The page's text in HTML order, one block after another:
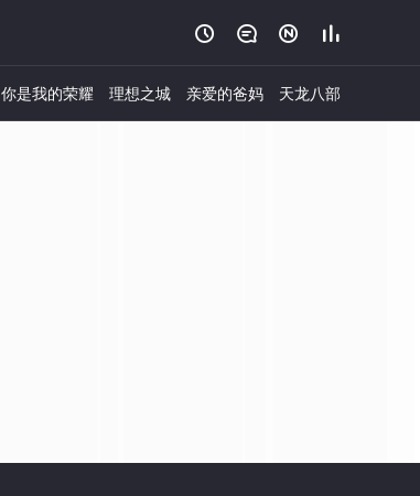
   
你是我的荣耀 理想之城 亲爱的爸妈 天龙八部